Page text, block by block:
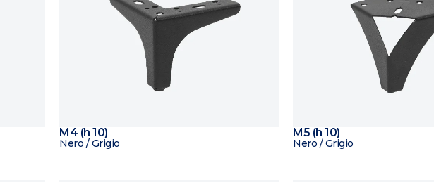
M4 (h 10)
Nero / Grigio
M5 (h 10)
Nero / Grigio